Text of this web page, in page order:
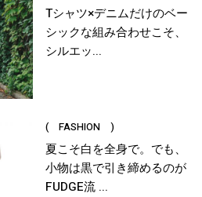
Tシャツ×デニムだけのベー
シックな組み合わせこそ、
シルエッ...
( FASHION )
夏こそ白を全身で。でも、
小物は黒で引き締めるのが
FUDGE流 ...